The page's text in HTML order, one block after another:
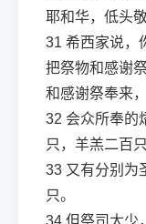
耶和华，低头敬
31 希西家说，
把祭物和感谢
和感谢祭奉来
32 会众所奉的
只，羊羔二百
33 又有分别为
只。
34 但祭司太少